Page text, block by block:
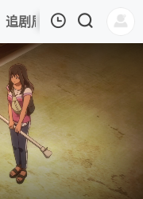
追剧周表 今日更新